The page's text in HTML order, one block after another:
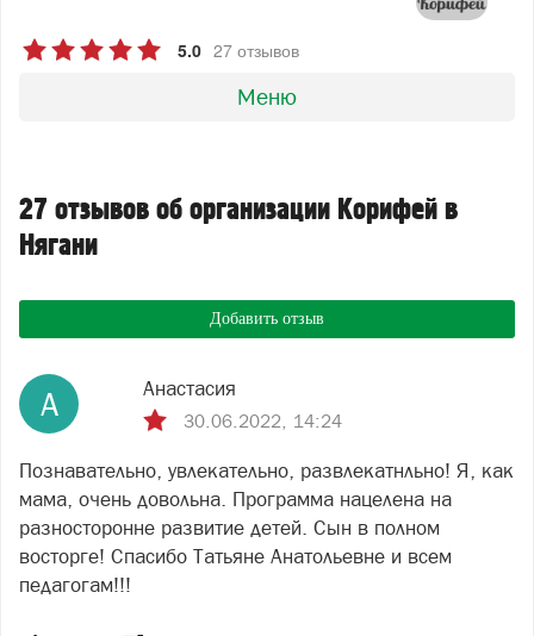
5.0 27 отзывов
Меню
27 отзывов об организации Корифей в
Нягани
Добавить отзыв
А Анастасия
30.06.2022, 14:24
Познавательно, увлекательно, развлекатнльно! Я, как
мама, очень довольна. Программа нацелена на
разносторонне развитие детей. Сын в полном
восторге! Спасибо Татьяне Анатольевне и всем
педагогам!!!